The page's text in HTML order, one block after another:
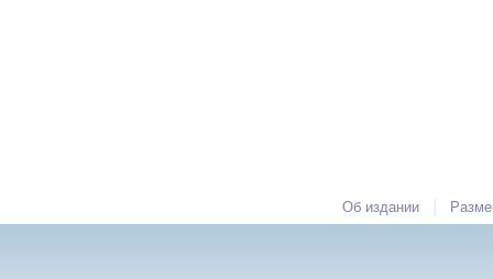
Об издании |